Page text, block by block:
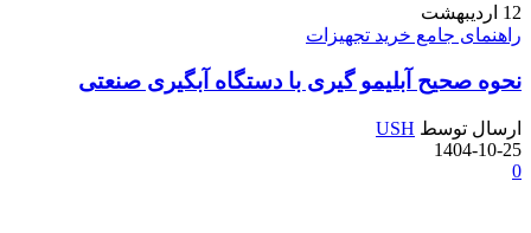
12 اردیبهشت
راهنمای جامع خرید تجهیزات
نحوه صحیح آبلیمو گیری با دستگاه آبگیری صنعتی
ارسال توسط USH
1404-10-25
0